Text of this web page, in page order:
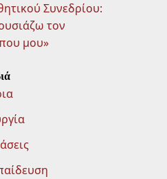
Συνεδρίου:
τον
μου»